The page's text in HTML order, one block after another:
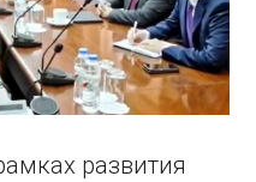
развития